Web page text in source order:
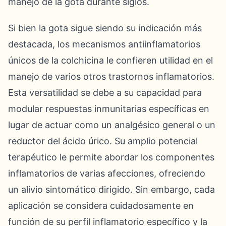
Si bien la gota sigue siendo su indicación más
destacada, los mecanismos antiinflamatorios
únicos de la colchicina le confieren utilidad en el
manejo de varios otros trastornos inflamatorios.
Esta versatilidad se debe a su capacidad para
modular respuestas inmunitarias específicas en
lugar de actuar como un analgésico general o un
reductor del ácido úrico. Su amplio potencial
terapéutico le permite abordar los componentes
inflamatorios de varias afecciones, ofreciendo
un alivio sintomático dirigido. Sin embargo, cada
aplicación se considera cuidadosamente en
función de su perfil inflamatorio específico y la